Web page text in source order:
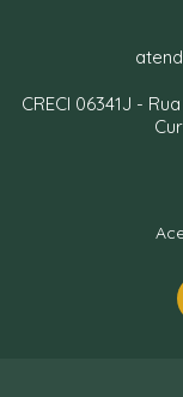
CRECI 06341J -